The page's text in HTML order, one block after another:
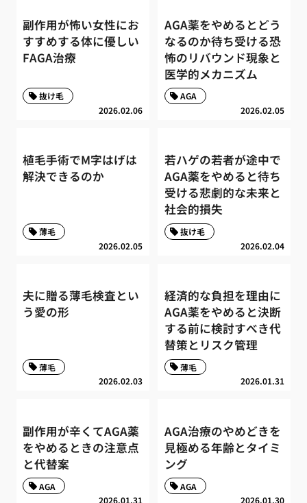
副作用が怖い女性にお
すすめする体に優しい
FAGA治療
2026.02.06
抜け毛
AGA薬をやめるとどう
なるのか待ち受ける恐
怖のリバウンド現象と
医学的メカニズム
2026.02.05
AGA
植毛手術でM字はげは
解決できるのか
2026.02.05
薄毛
若ハゲの若者が途中で
AGA薬をやめると待ち
受ける悲劇的な未来と
社会的損失
2026.02.04
抜け毛
夫に贈る薄毛検査とい
う愛の形
2026.02.03
薄毛
経済的な負担を理由に
AGA薬をやめると決断
する前に検討すべき代
替策とリスク管理
2026.01.31
薄毛
副作用が辛くてAGA薬
をやめるときの注意点
と代替案
2026.01.31
AGA
AGA治療のやめどきを
見極める年齢とタイミ
ング
2026.01.30
AGA